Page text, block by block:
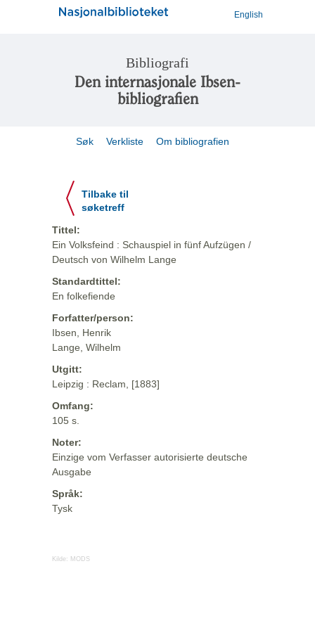
English
Bibliografi
Den internasjonale Ibsen-
bibliografien
Søk Verkliste Om bibliografien
Tilbake til
søketreff
Tittel:
Ein Volksfeind : Schauspiel in fünf Aufzügen /
Deutsch von Wilhelm Lange
Standardtittel:
En folkefiende
Forfatter/person:
Ibsen, Henrik
Lange, Wilhelm
Utgitt:
Leipzig : Reclam, [1883]
Omfang:
105 s.
Noter:
Einzige vom Verfasser autorisierte deutsche
Ausgabe
Språk:
Tysk
Kilde: MODS